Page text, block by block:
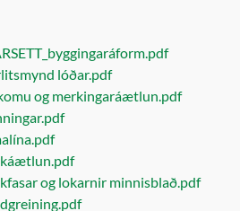
lóðar.pdf
og merkingaráætlun.pdf
og lokarnir minnisblað.pdf